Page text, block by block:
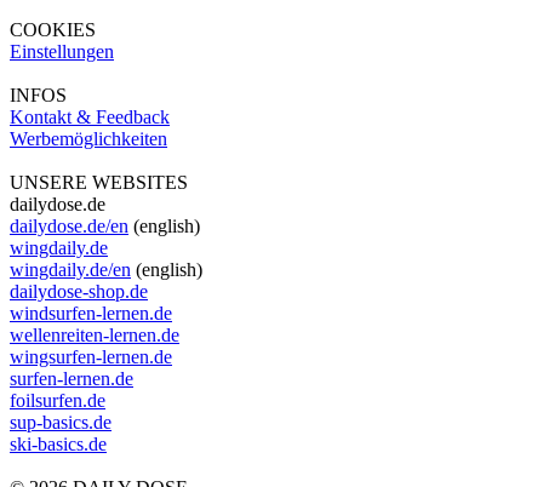
COOKIES
Einstellungen
INFOS
Kontakt & Feedback
Werbemöglichkeiten
UNSERE WEBSITES
dailydose.de
dailydose.de/en (english)
wingdaily.de
wingdaily.de/en (english)
dailydose-shop.de
windsurfen-lernen.de
wellenreiten-lernen.de
wingsurfen-lernen.de
surfen-lernen.de
foilsurfen.de
sup-basics.de
ski-basics.de